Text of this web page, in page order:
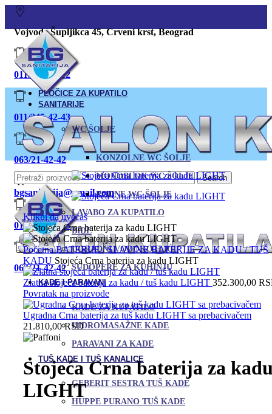
Vojvode Šupljikca 45, Crveni krst, Beograd
011/380-80-12
011/245-42-43
063/21-42-42
bgsanitarija@gmail.com
011 245-42-43
063/21-42-42
Search
PLOČICE ZA KUPATILO
SANITARIJE
WC ŠOLJE
KONZOLNE WC ŠOLJE
MONOBLOK WC ŠOLJE
PODNE WC ŠOLJE
LAVABO ZA KUPATILO
BIDE
UGRADNI VODOKOTLIĆI
SUDOPERE ZA KUHINJU
KADE I PARAVANI
KADE ZA KUPATILO
HIDROMASAŽNE KADE
PARAVANI ZA KADE
TUŠ KADE I TUŠ KANALICE
GEBERIT SESTRA TUŠ KADE
HUPPE PURANO TUŠ KADE
Klikni da uvećaš
PočetnaBATERIJE / SLAVINEBATERIJE ZA KADU / TUŠ
KADU Stojeća Crna baterija za kadu LIGHT
Zlatna stojeća baterija za kadu / tuš kadu LIGHT 352.300,00
Povratak na proizvode
Ugradna Crna baterija za tuš kadu LIGHT sa prebacivačem
21.810,00RSD
Stojeća Crna baterija za
LIGHT